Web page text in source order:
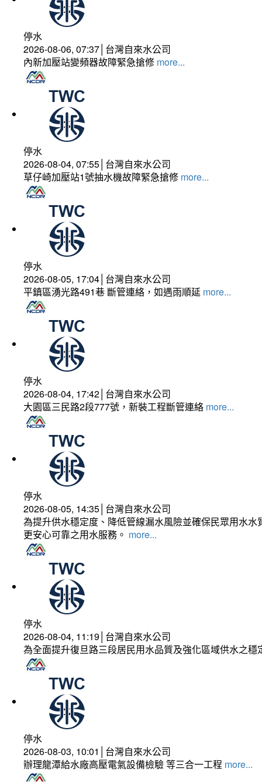
停水
2026-08-06, 07:37│台灣自來水公司
內新加壓站變頻器故障緊急搶修 more...
停水
2026-08-04, 07:55│台灣自來水公司
草仔崎加壓站1號抽水機故障緊急搶修 more...
停水
2026-08-05, 17:04│台灣自來水公司
平鎮區湧光路491巷 斷管連絡，如遇雨順延 more...
停水
2026-08-04, 17:42│台灣自來水公司
大園區三民路2段777號，新裝工程斷管連絡 more...
停水
2026-08-05, 14:35│台灣自來水公司
為提升供水穩定度、降低管線漏水風險並確保民眾用水
更安心可靠之用水服務。 more...
停水
2026-08-04, 11:19│台灣自來水公司
為全面提升復旦路三段居民用水品質及強化區域供水之
停水
2026-08-03, 10:01│台灣自來水公司
辦理龍潭給水廠高壓電氣設備檢驗 等三合一工程 more...